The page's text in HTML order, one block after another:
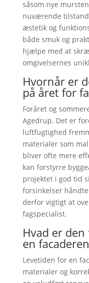
såsom nye
nuværende
æstetik og
både smuk og
hjælpe med at
omgivelsernes
Hvornår er
på året for
Foråret og
Agedrup. Det er
luftfugtighed
materialer som
bliver ofte mere
kan forstyrre
projektet i god tid
forsinkelser
derfor vigtigt at
fagspecialist.
Hvad er
en
Levetiden for en
materialer og